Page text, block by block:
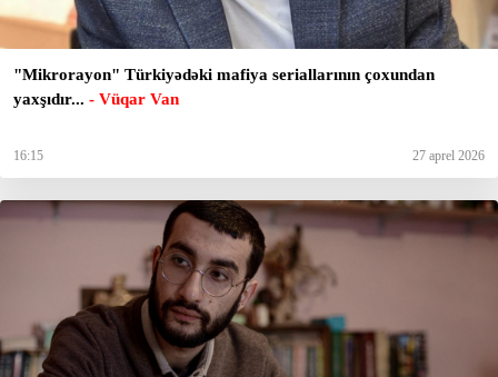
"Mikrorayon" Türkiyədəki mafiya seriallarının çoxundan
yaxşıdır... - Vüqar Van
16:15 27 aprel 2026